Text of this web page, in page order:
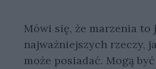
Mówi się, że marzenia to
najważniejszych rzeczy,
może posiadać. Mogą